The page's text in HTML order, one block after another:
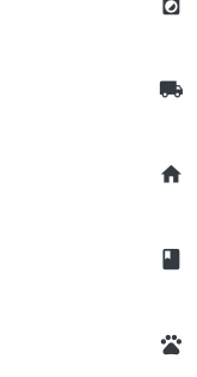
local_shipping
home
class
pets